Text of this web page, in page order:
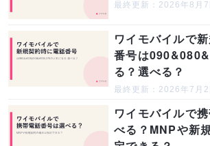
最終更新：2026年8月7
ワイモバイルで
番号は
る？選べる？
最終更新：2026年7月2
ワイモバイルで
べる？MNPや新